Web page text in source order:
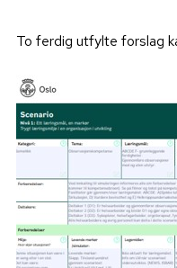
To ferdig utfylte forslag